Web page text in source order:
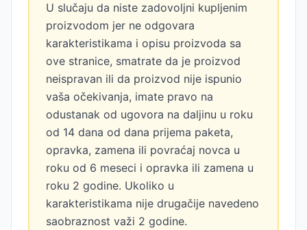
U slučaju da niste zadovoljni kupljenim
proizvodom jer ne odgovara
karakteristikama i opisu proizvoda sa
ove stranice, smatrate da je proizvod
neispravan ili da proizvod nije ispunio
vaša očekivanja, imate pravo na
odustanak od ugovora na daljinu u roku
od 14 dana od dana prijema paketa,
opravka, zamena ili povraćaj novca u
roku od 6 meseci i opravka ili zamena u
roku 2 godine. Ukoliko u
karakteristikama nije drugačije navedeno
saobraznost važi 2 godine.